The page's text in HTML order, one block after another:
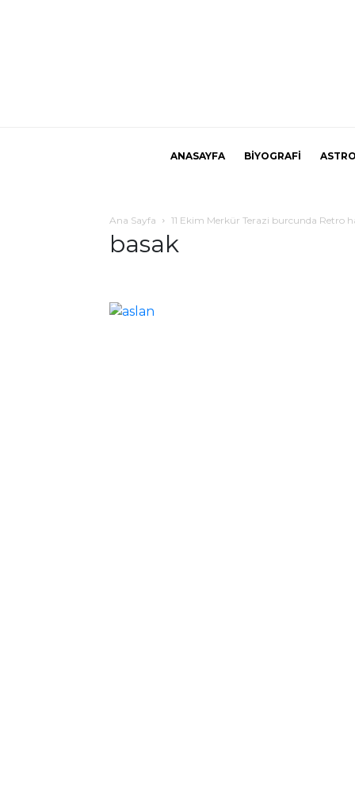
ANASAYFA BİYOGRAFİ
Ana Sayfa 11 Ekim Merkür Terazi burcunda Retro
basak